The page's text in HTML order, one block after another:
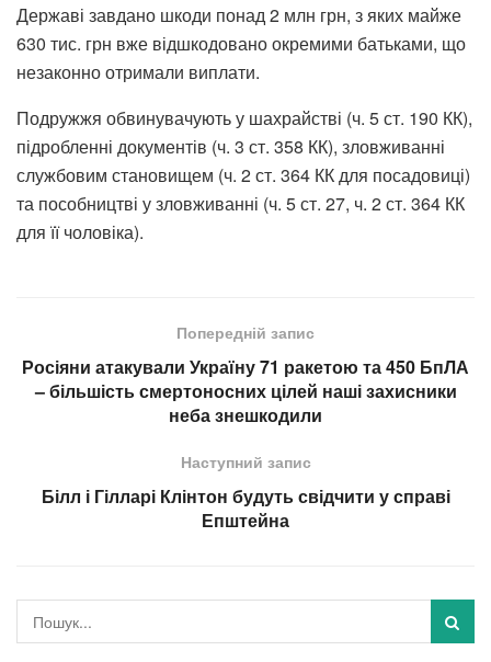
Державі завдано шкоди понад 2 млн грн, з яких майже
630 тис. грн вже відшкодовано окремими батьками, що
незаконно отримали виплати.
Подружжя обвинувачують у шахрайстві (ч. 5 ст. 190 КК),
підробленні документів (ч. 3 ст. 358 КК), зловживанні
службовим становищем (ч. 2 ст. 364 КК для посадовиці)
та пособництві у зловживанні (ч. 5 ст. 27, ч. 2 ст. 364 КК
для її чоловіка).
Попередній запис
Росіяни атакували Україну 71 ракетою та 450 БпЛА
– більшість смертоносних цілей наші захисники
неба знешкодили
Наступний запис
Білл і Гілларі Клінтон будуть свідчити у справі
Епштейна